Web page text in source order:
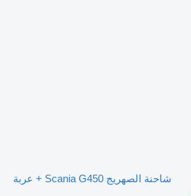
شاحنة الصهريج Scania G450 + عربة